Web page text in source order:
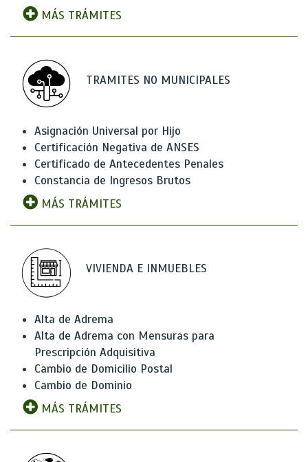
MÁS TRÁMITES
TRAMITES NO MUNICIPALES
Asignación Universal por Hijo
Certificación Negativa de ANSES
Certificado de Antecedentes Penales
Constancia de Ingresos Brutos
MÁS TRÁMITES
VIVIENDA E INMUEBLES
Alta de Adrema
Alta de Adrema con Mensuras para
Prescripción Adquisitiva
Cambio de Domicilio Postal
Cambio de Dominio
MÁS TRÁMITES